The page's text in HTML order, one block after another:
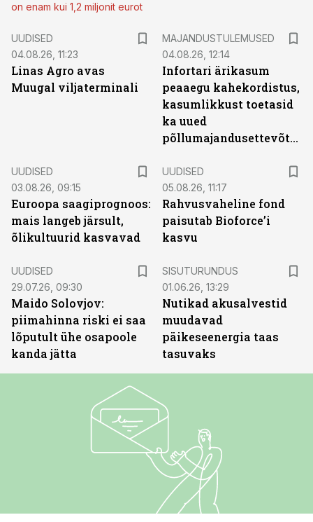
on enam kui 1,2 miljonit eurot
UUDISED
04.08.26, 11:23
Linas Agro avas
Muugal viljaterminali
MAJANDUSTULEMUSED
04.08.26, 12:14
Infortari ärikasum
peaaegu kahekordistus,
kasumlikkust toetasid
ka uued
põllumajandusettevõtted
UUDISED
03.08.26, 09:15
Euroopa saagiprognoos:
mais langeb järsult,
õlikultuurid kasvavad
UUDISED
05.08.26, 11:17
Rahvusvaheline fond
paisutab Bioforce’i
kasvu
UUDISED
29.07.26, 09:30
Maido Solovjov:
piimahinna riski ei saa
lõputult ühe osapoole
kanda jätta
SISUTURUNDUS
01.06.26, 13:29
Nutikad akusalvestid
muudavad
päikeseenergia taas
tasuvaks